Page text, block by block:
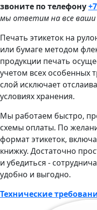
звоните по телефону
мы ответим на все ваши
Печать этикеток на
или бумаге методом
продукции печать
учетом всех особенных
слой исключает
условиях хранения.
Мы работаем быстро,
схемы оплаты. По
формат этикеток,
книжку. Достаточно
и убедиться -
удобно и выгодно.
Технические